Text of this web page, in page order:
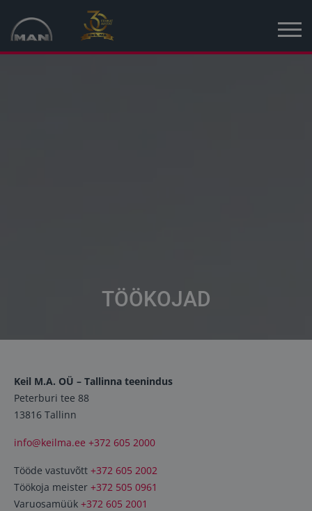
TÖÖKOJAD
Keil M.A. OÜ – Tallinna teenindus
Peterburi tee 88
13816 Tallinn
info@keilma.ee +372 605 2000
Tööde vastuvõtt +372 605 2002
Töökoja meister +372 505 0961
Varuosamüük +372 605 2001